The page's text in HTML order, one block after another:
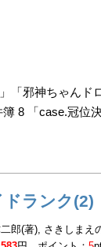
「邪神ちゃんド
8 「case.冠位
ドランク(2)
郎(著), さきしまえ